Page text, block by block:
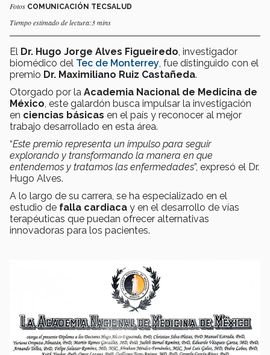
Fotos COMUNICACIÓN TECSALUD
Tiempo estimado de lectura:3 mins
El Dr. Hugo Jorge Alves Figueiredo , investigador
biomédico del Tec de Monterrey , fue distinguido con el
premio Dr. Maximiliano Ruiz Castañeda.
Otorgado por la Academia Nacional de Medicina de
México , este galardón busca impulsar la investigación
en ciencias básicas en el país y reconocer al mejor
trabajo desarrollado en esta área.
“Este premio representa un impulso para seguir
explorando y transformando la manera en que
entendemos y tratamos las enfermedades”, expresó el Dr.
Hugo Alves.
A lo largo de su carrera, se ha especializado en el
estudio de falla cardiaca y en el desarrollo de vías
terapéuticas que puedan ofrecer alternativas
innovadoras para los pacientes.